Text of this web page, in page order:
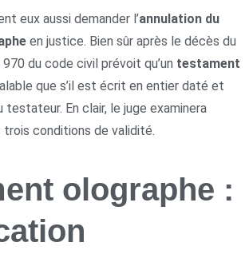
eux aussi demander l’annulation du
en justice. Bien sûr après le décès du
du code civil prévoit qu’un testament
que s’il est écrit en entier daté et
testateur. En clair, le juge examinera
trois conditions de validité.
olographe :